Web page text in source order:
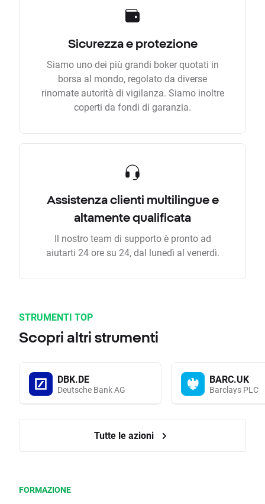
Sicurezza e protezione
Siamo uno dei più grandi boker quotati in
borsa al mondo, regolato da diverse
rinomate autorità di vigilanza. Siamo inoltre
coperti da fondi di garanzia.
Assistenza clienti multilingue e
altamente qualificata
Il nostro team di supporto è pronto ad
aiutarti 24 ore su 24, dal lunedì al venerdì.
STRUMENTI TOP
Scopri altri strumenti
DBK.DE
Deutsche Bank AG
BARC.UK
Barclays PLC
Tutte le azioni
FORMAZIONE